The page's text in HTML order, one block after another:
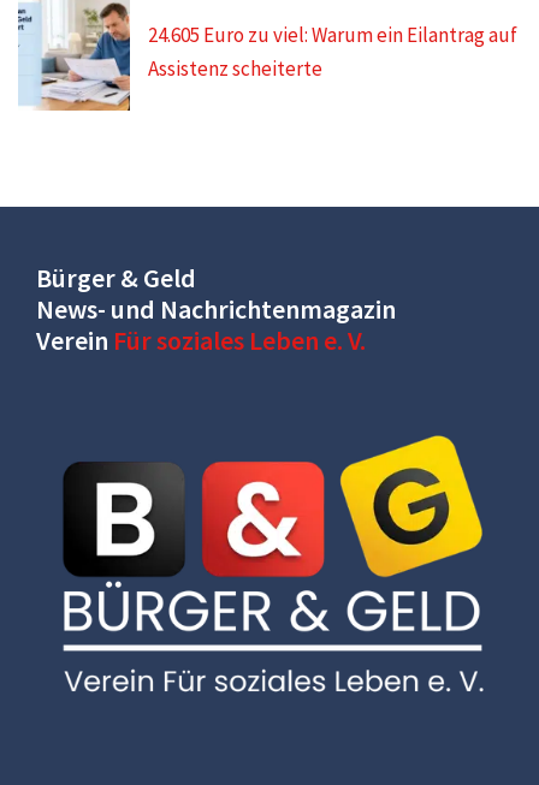
24.605 Euro zu viel: Warum ein Eilantrag auf
Assistenz scheiterte
Bürger & Geld
News- und Nachrichtenmagazin
Verein Für soziales Leben e. V.